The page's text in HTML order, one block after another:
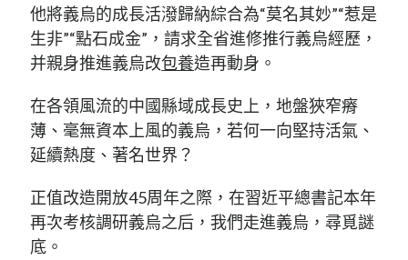
他將義烏的成長活潑歸納綜合為“莫名其妙”“惹是
生非”“點石成金”，請求全省進修推行義烏經歷，
并親身推進義烏改包養造再動身。
在各領風流的中國縣域成長史上，地盤狹窄瘠
薄、毫無資本上風的義烏，若何一向堅持活氣、
延續熱度、著名世界？
正值改造開放45周年之際，在習近平總書記本年
再次考核調研義烏之后，我們走進義烏，尋覓謎
底。